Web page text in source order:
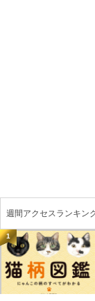
週間アクセスランキン
1